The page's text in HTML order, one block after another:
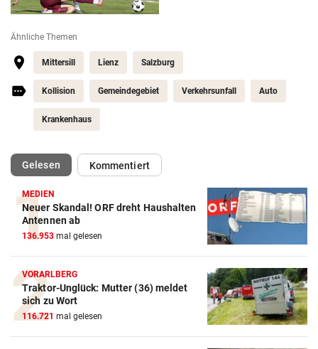
Ähnliche Themen
Mittersill Lienz Salzburg
Kollision Gemeindegebiet Verkehrsunfall Auto
Krankenhaus
Gelesen(ausgewählt)Kommentiert
MEDIEN
Neuer Skandal! ORF dreht Haushalten
Antennen ab
136.953 mal gelesen
VORARLBERG
Traktor-Unglück: Mutter (36) meldet
sich zu Wort
116.721 mal gelesen